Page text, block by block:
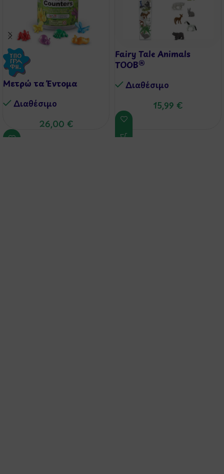
Μετρώ τα Έντομα
Διαθέσιμo
26,00 €
Fairy Tale Animals
TOOB®
Διαθέσιμo
15,99 €